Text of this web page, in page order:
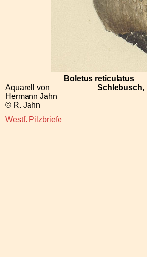
Aquarell von
Hermann Jahn
© R. Jahn
Boletus reticulatus
Schlebusch,
Westf. Pilzbriefe